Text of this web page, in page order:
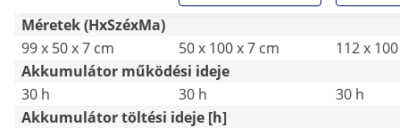
Méretek (HxSzéxMa)
99 x 50 x 7 cm
50 x 100 x 7 cm
112 x
Akkumulátor működési ideje
30 h
30 h
30 h
Akkumulátor töltési ideje [h]